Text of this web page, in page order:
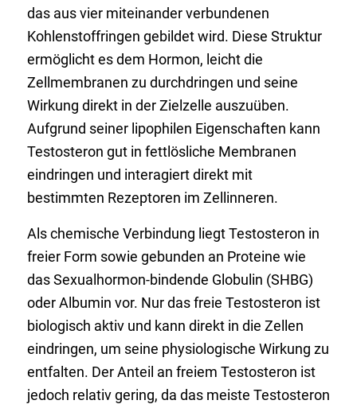
das aus vier miteinander verbundenen
Kohlenstoffringen gebildet wird. Diese Struktur
ermöglicht es dem Hormon, leicht die
Zellmembranen zu durchdringen und seine
Wirkung direkt in der Zielzelle auszuüben.
Aufgrund seiner lipophilen Eigenschaften kann
Testosteron gut in fettlösliche Membranen
eindringen und interagiert direkt mit
bestimmten Rezeptoren im Zellinneren.
Als chemische Verbindung liegt Testosteron in
freier Form sowie gebunden an Proteine wie
das Sexualhormon-bindende Globulin (SHBG)
oder Albumin vor. Nur das freie Testosteron ist
biologisch aktiv und kann direkt in die Zellen
eindringen, um seine physiologische Wirkung zu
entfalten. Der Anteil an freiem Testosteron ist
jedoch relativ gering, da das meiste Testosteron